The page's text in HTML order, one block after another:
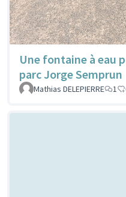
Une fontaine à eau
parc Jorge Semprun
Mathias DELEPIERRE
1